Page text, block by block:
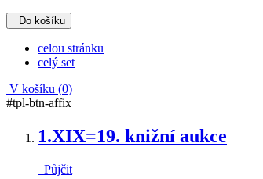
Do košíku
celou stránku
celý set
V košíku (0)
#tpl-btn-affix
1.XIX=19. knižní aukce
Půjčit